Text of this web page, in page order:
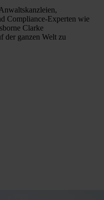
Compliance-Experten wie
Clarke
der ganzen Welt zu